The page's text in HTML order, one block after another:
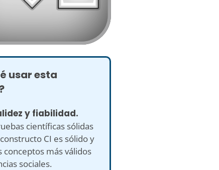
usar esta
y fiabilidad.
científicas sólidas
CI es sólido y
conceptos más válidos
sociales.